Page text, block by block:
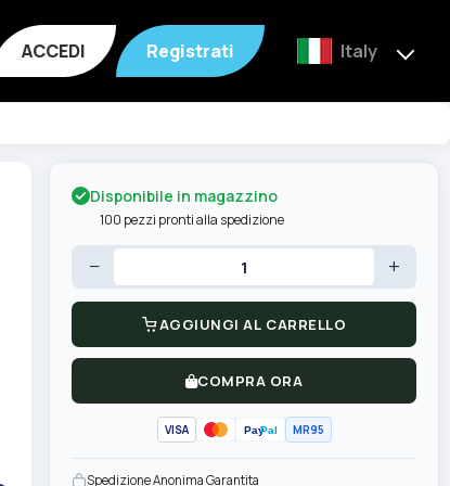
ACCEDI Registrati Italy
Disponibile in magazzino
100 pezzi pronti alla spedizione
− +
AGGIUNGI AL CARRELLO
COMPRA ORA
VISA PayPal MR95
Spedizione Anonima Garantita